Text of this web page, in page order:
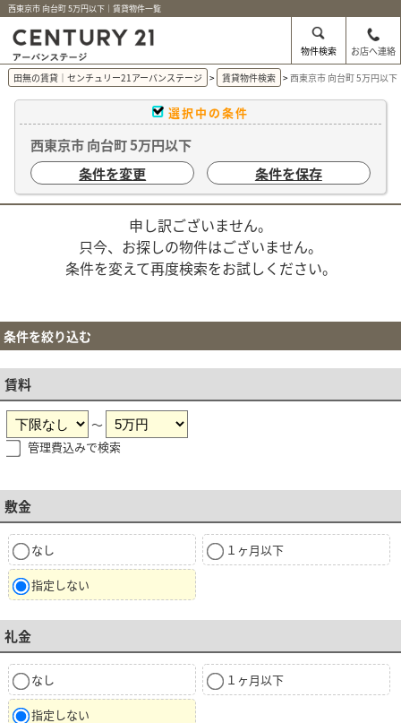
西東京市 向台町 5万円以下｜賃貸物件一覧
物件検索
お店へ連絡
田無の賃貸｜センチュリー21アーバンステージ
賃貸物件検索 西東京市 向台町 5万円以
選択中の条件
西東京市 向台町 5万円以下
条件を変更
条件を保存
申し訳ございません。
只今、お探しの物件はございません。
条件を変えて再度検索をお試しください。
条件を絞り込む
賃料
～
管理費込みで検索
敷金
なし １ヶ月以下
指定しない
礼金
なし １ヶ月以下
指定しない